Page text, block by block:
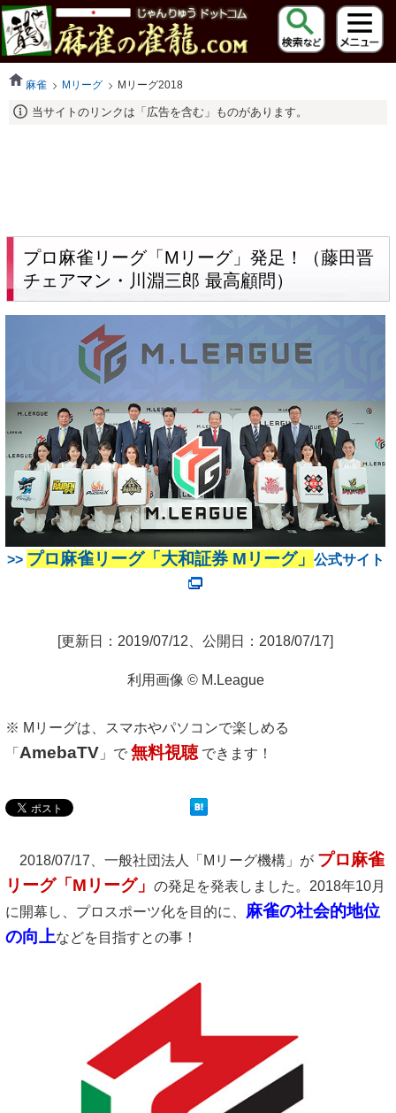
麻雀 Mリーグ Mリーグ2018
当サイトのリンクは「広告を含む」ものがあります。
プロ麻雀リーグ「Mリーグ」発足！（藤田晋
チェアマン・川淵三郎 最高顧問）
>> プロ麻雀リーグ「大和証券 Mリーグ」 公式サイト
[更新日：2019/07/12、公開日：2018/07/17]
利用画像 © M.League
※ Mリーグは、スマホやパソコンで楽しめる
「 AmebaTV 」で 無料視聴 できます！
2018/07/17、一般社団法人「Mリーグ機構」が プロ麻雀
リーグ「Mリーグ」 の発足を発表しました。2018年10月
に開幕し、プロスポーツ化を目的に、 麻雀の社会的地位
の向上などを目指すとの事！